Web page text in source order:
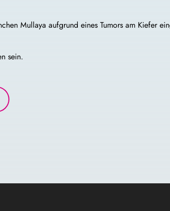
Mullaya aufgrund eines Tumors am Kiefer
sein.